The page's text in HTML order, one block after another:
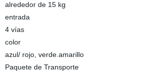
alrededor de 15 kg
entrada
4 vías
color
azul/ rojo, verde.amarillo
Paquete de Transporte